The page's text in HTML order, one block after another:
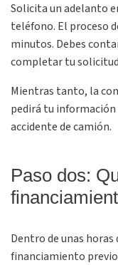
Solicita un adelanto
teléfono. El proceso
minutos. Debes
completar tu
Mientras tanto, la
pedirá tu
accidente de camión.
Paso dos:
Dentro de unas
financiamiento